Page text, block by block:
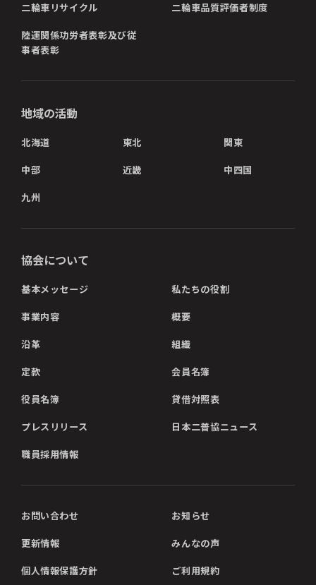
二輪車リサイクル 二輪車品質評価者制度
陸運関係功労者表彰及び従
事者表彰
地域の活動
北海道 東北 関東
中部 近畿 中四国
九州
協会について
基本メッセージ 私たちの役割
事業内容 概要
沿革 組織
定款 会員名簿
役員名簿 貸借対照表
プレスリリース 日本二普協ニュース
職員採用情報
お問い合わせ お知らせ
更新情報 みんなの声
個人情報保護方針 ご利用規約